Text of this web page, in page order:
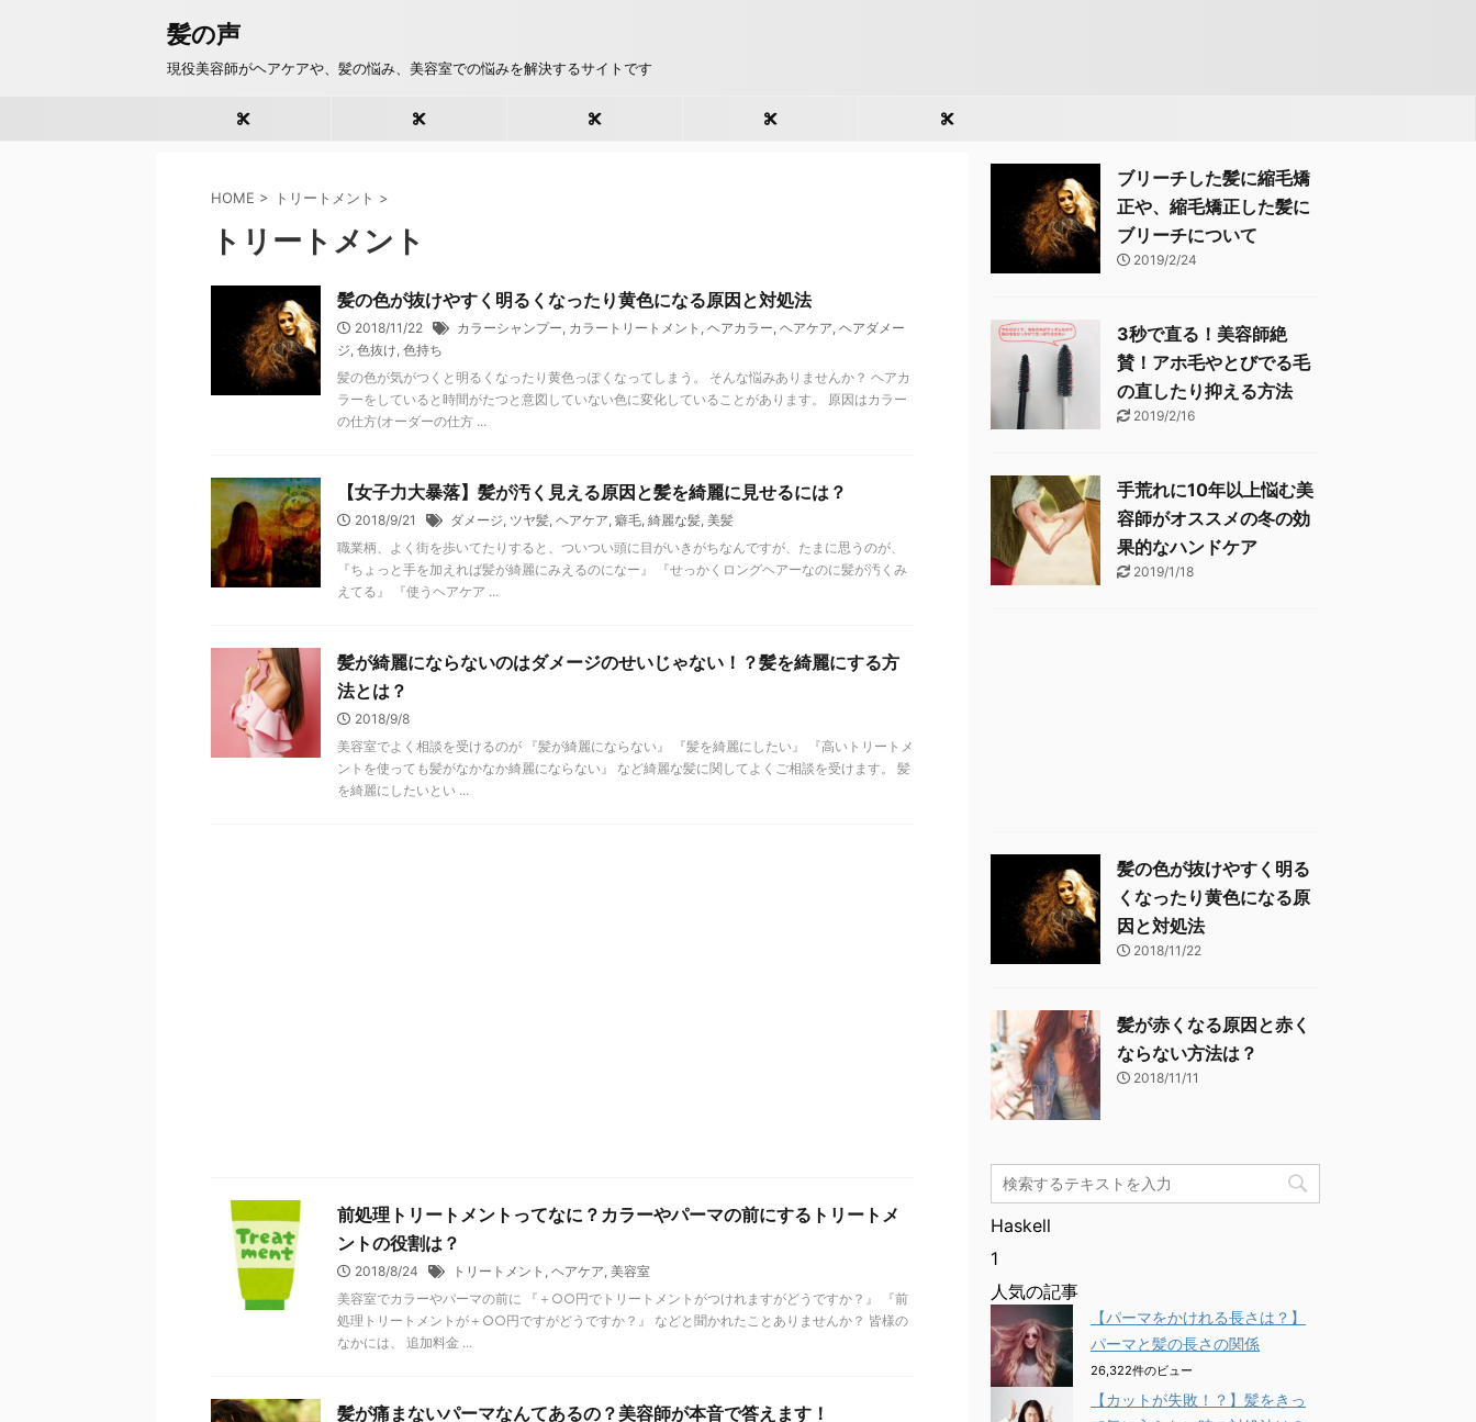
髪の声
現役美容師がヘアケアや、髪の悩み、美容室での悩みを解決するサイトです
カットのお悩み
HOME > トリートメント >
トリートメント
髪の色が抜けやすく明るくなったり黄色になる原因と対処法
2018/11/22 カラーシャンプー, カラートリートメント , ヘアカラー, ヘアケア, ヘアダメー
ジ, 色抜け, 色持ち
髪の色が気がつくと明るくなったり黄色っぽくなってしまう。 そんな悩みありませんか？ ヘアカ
ラーをしていると時間がたつと意図していない色に変化していることがあります。 原因はカラー
の仕方(オーダーの仕方 ...
【女子力大暴落】髪が汚く見える原因と髪を綺麗に見せるには？
2018/9/21 ダメージ, ツヤ髪, ヘアケア, 癖毛, 綺麗な髪, 美髪
職業柄、よく街を歩いてたりすると、ついつい頭に目がいきがちなんですが、たまに思うのが、
『ちょっと手を加えれば髪が綺麗にみえるのになー』 『せっかくロングヘアーなのに髪が汚くみ
えてる』 『使うヘアケア ...
髪が綺麗にならないのはダメージのせいじゃない！？髪を綺麗にする方
法とは？
2018/9/8
美容室でよく相談を受けるのが 『髪が綺麗にならない』 『髪を綺麗にしたい』 『高いトリートメ
ントを使っても髪がなかなか綺麗にならない』 など綺麗な髪に関してよくご相談を受けます。 髪
を綺麗にしたいとい ...
前処理トリートメントってなに？カラーやパーマの前にするトリートメ
ントの役割は？
2018/8/24 トリートメント , ヘアケア, 美容室
美容室でカラーやパーマの前に 『＋○○円でトリートメントがつけれますがどうですか？』 『前
処理トリートメントが＋○○円ですがどうですか？』 などと聞かれたことありませんか？ 皆様の
なかには、 追加料金 ...
髪が痛まないパーマなんてあるの？美容師が本音で答えます！
ブリーチした髪に縮毛矯
正や、縮毛矯正した髪に
ブリーチについて
2019/2/24
3秒で直る！美容師絶
賛！アホ毛やとびでる毛
の直したり抑える方法
2019/2/16
手荒れに10年以上悩む美
容師がオススメの冬の効
果的なハンドケア
2019/1/18
髪の色が抜けやすく明る
くなったり黄色になる原
因と対処法
2018/11/22
髪が赤くなる原因と赤く
ならない方法は？
2018/11/11
Haskell
1
人気の記事
【パーマをかけれる長さは？】
パーマと髪の長さの関係
26,322件のビュー
【カットが失敗！？】髪をきっ